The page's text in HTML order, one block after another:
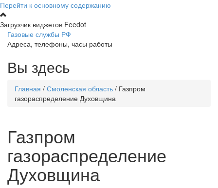
Перейти к основному содержанию
Загрузчик виджетов Feedot
Газовые службы РФ
Адреса, телефоны, часы работы
Вы здесь
Главная / Смоленская область / Газпром
газораспределение Духовщина
Газпром
газораспределение
Духовщина